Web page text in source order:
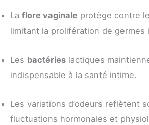
La flore vaginale protège contre
limitant la prolifération de germes
Les bactéries lactiques
indispensable à la santé intime.
Les variations d’odeurs reflètent
fluctuations hormonales et